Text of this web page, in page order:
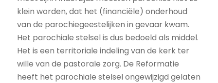
klein worden, dat het (financiële) onderhoud
van de parochiegeestelijken in gevaar kwam.
Het parochiale stelsel is dus bedoeld als middel.
Het is een territoriale indeling van de kerk ter
wille van de pastorale zorg. De Reformatie
heeft het parochiale stelsel ongewijzigd gelaten